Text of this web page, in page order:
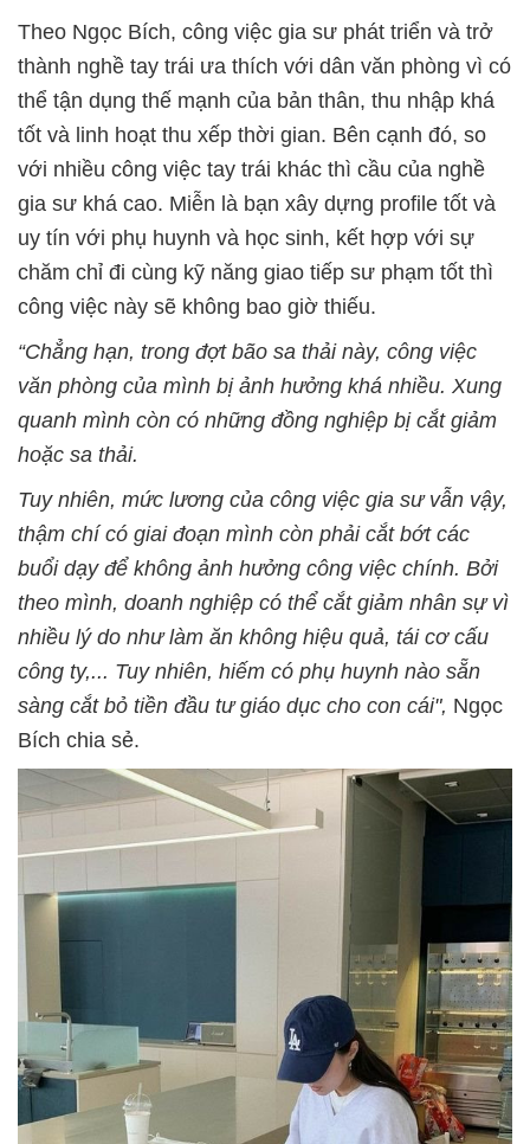
Theo Ngọc Bích, công việc gia sư phát triển và trở
thành nghề tay trái ưa thích với dân văn phòng vì có
thể tận dụng thế mạnh của bản thân, thu nhập khá
tốt và linh hoạt thu xếp thời gian. Bên cạnh đó, so
với nhiều công việc tay trái khác thì cầu của nghề
gia sư khá cao. Miễn là bạn xây dựng profile tốt và
uy tín với phụ huynh và học sinh, kết hợp với sự
chăm chỉ đi cùng kỹ năng giao tiếp sư phạm tốt thì
công việc này sẽ không bao giờ thiếu.
“Chẳng hạn, trong đợt bão sa thải này, công việc
văn phòng của mình bị ảnh hưởng khá nhiều. Xung
quanh mình còn có những đồng nghiệp bị cắt giảm
hoặc sa thải.
Tuy nhiên, mức lương của công việc gia sư vẫn vậy,
thậm chí có giai đoạn mình còn phải cắt bớt các
buổi dạy để không ảnh hưởng công việc chính. Bởi
theo mình, doanh nghiệp có thể cắt giảm nhân sự vì
nhiều lý do như làm ăn không hiệu quả, tái cơ cấu
công ty,... Tuy nhiên, hiếm có phụ huynh nào sẵn
sàng cắt bỏ tiền đầu tư giáo dục cho con cái", Ngọc
Bích chia sẻ.